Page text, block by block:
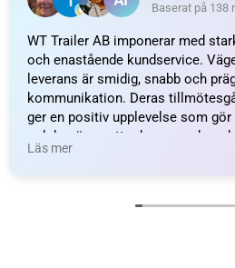
Baserat på 138
WT Trailer AB imponerar med
och enastående kundservice.
leverans är smidig, snabb och
kommunikation. Deras
ger en positiv upplevelse som
och benägna att rekommendera
Läs mer